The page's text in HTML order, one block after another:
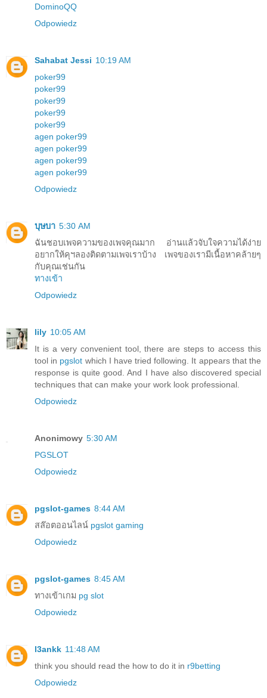
DominoQQ
Odpowiedz
Sahabat Jessi 10:19 AM
poker99
poker99
poker99
poker99
poker99
agen poker99
agen poker99
agen poker99
agen poker99
Odpowiedz
บุษบา 5:30 AM
ฉันชอบเพจความของเพจคุณมาก อ่านแล้วจับใจความได้ง่าย
อยากให้คุฯลองติดตามเพจเราบ้าง เพจของเรามีเนื้อหาคล้ายๆ
กับคุณเช่นกัน
ทางเข้า
Odpowiedz
lily 10:05 AM
It is a very convenient tool, there are steps to access this
tool in pgslot which I have tried following. It appears that the
response is quite good. And I have also discovered special
techniques that can make your work look professional.
Odpowiedz
Anonimowy 5:30 AM
PGSLOT
Odpowiedz
pgslot-games 8:44 AM
สล๊อตออนไลน์ pgslot gaming
Odpowiedz
pgslot-games 8:45 AM
ทางเข้าเกม pg slot
Odpowiedz
l3ankk 11:48 AM
think you should read the how to do it in r9betting
Odpowiedz